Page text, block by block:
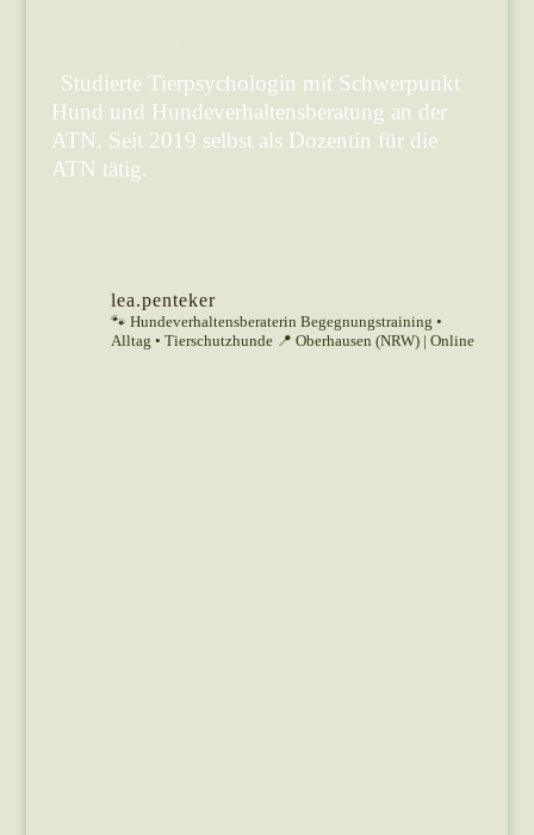
Studierte Tierpsychologin mit Schwerpunkt
Hund und Hundeverhaltensberatung an der
ATN. Seit 2019 selbst als Dozentin für die
ATN tätig.
lea.penteker
🐾 Hundeverhaltensberaterin Begegnungstraining •
Alltag • Tierschutzhunde📍 Oberhausen (NRW) | Online